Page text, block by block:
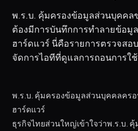
พ.ร.บ. คุ้มครองข้อมูลส่วนบุคคล
ต้องมีการบันทึกการทำลายข้อมู
ฮาร์ดแวร์ นี่คือรายการตรวจสอ
จัดการไอทีที่ดูแลการถอนการใ
พ.ร.บ. คุ้มครองข้อมูลส่วนบุคคลคร
ฮาร์ดแวร์
ธุรกิจไทยส่วนใหญ่เข้าใจว่าพ.ร.บ.